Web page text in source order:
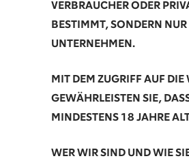
VERBRAUCHER ODER
BESTIMMT, SONDERN NUR
UNTERNEHMEN.
MIT DEM ZUGRIFF AUF DIE
GEWÄHRLEISTEN SIE,
MINDESTENS 18 JAHRE
WER WIR SIND UND WIE